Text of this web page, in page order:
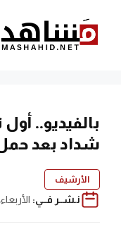
المحتوى
بالفيديو..
شداد بعد حمل
الأرشيف
نـشــر فــي: الأربعاء، 17 يونيو 2020 | 7:49 م